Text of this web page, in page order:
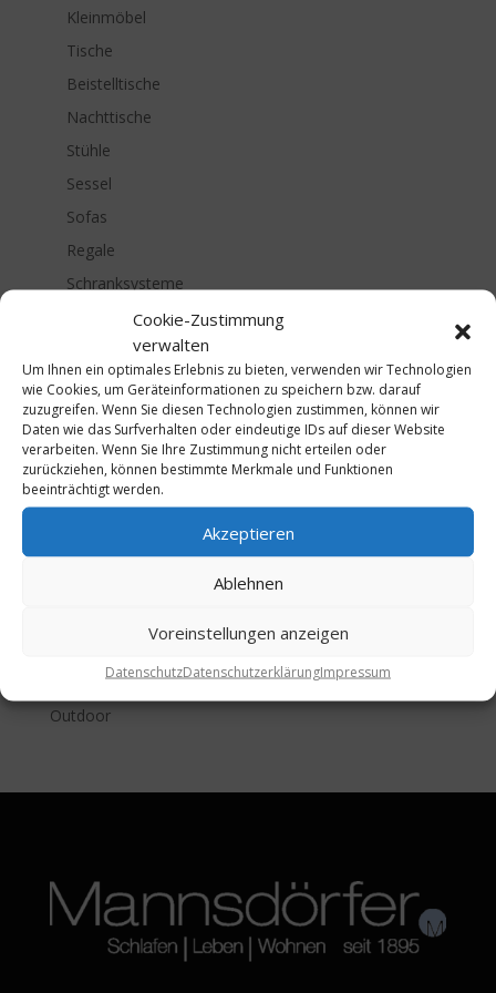
Cookie-Zustimmung
verwalten
Um Ihnen ein optimales Erlebnis zu bieten, verwenden wir Technologien
wie Cookies, um Geräteinformationen zu speichern bzw. darauf
zuzugreifen. Wenn Sie diesen Technologien zustimmen, können wir
Daten wie das Surfverhalten oder eindeutige IDs auf dieser Website
verarbeiten. Wenn Sie Ihre Zustimmung nicht erteilen oder
zurückziehen, können bestimmte Merkmale und Funktionen
beeinträchtigt werden.
Akzeptieren
Ablehnen
Voreinstellungen anzeigen
DatenschutzDatenschutzerklärungImpressum
Kleinmöbel
Tische
Beistelltische
Nachttische
Stühle
Sessel
Sofas
Regale
Schranksysteme
Sideboards
Beleuchtung
Schlafen
Lifestyle
Farben & Tapeten
Accessoires
Outdoor